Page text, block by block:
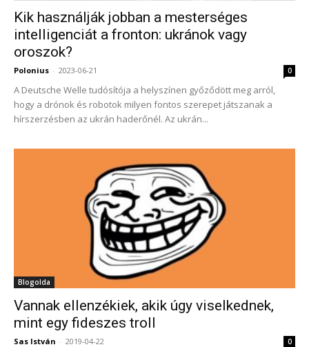
Kik használják jobban a mesterséges
intelligenciát a fronton: ukránok vagy
oroszok?
Polonius - 2023-06-21 0
A Deutsche Welle tudósítója a helyszínen győződött meg arról,
hogy a drónok és robotok milyen fontos szerepet játszanak a
hírszerzésben az ukrán haderőnél. Az ukrán...
Blogolda
Vannak ellenzékiek, akik úgy viselkednek,
mint egy fideszes troll
Sas István - 2019-04-22 0